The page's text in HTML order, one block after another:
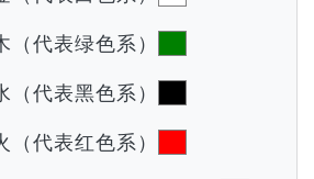
代表绿色系）
代表黑色系）
代表红色系）